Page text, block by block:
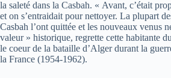
la saleté dans la Casbah. « Avant, c’était
et on s’entraidait pour nettoyer. La plupart
Casbah l’ont quittée et les nouveaux venus
valeur » historique, regrette cette habitante
le coeur de la bataille d’Alger durant la
la France (1954-1962).